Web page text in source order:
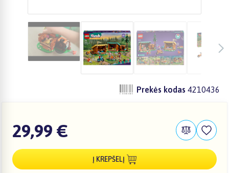
Prekės kodas 4210436
29,99 €
Į KREPŠELĮ